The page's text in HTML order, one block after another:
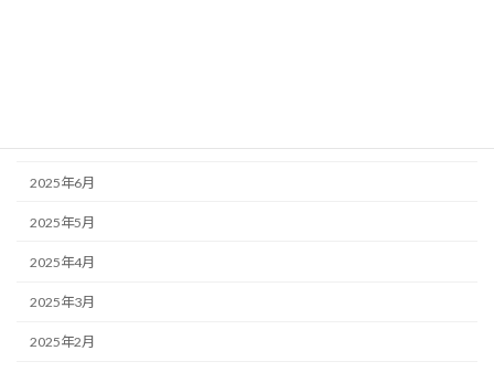
2025年6月
2025年5月
2025年4月
2025年3月
2025年2月